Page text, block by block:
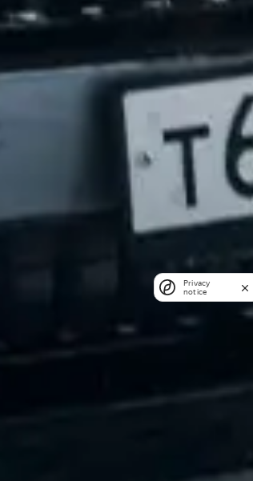
Privacy
notice